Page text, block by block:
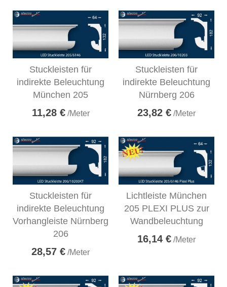
Stuckleisten für
indirekte Beleuchtung
München 205
11,28 €/Meter
Stuckleisten für
indirekte Beleuchtung
Nürnberg 206
23,82 € /Meter
Stuckleisten für
indirekte Beleuchtung
Vorhangleiste Nürnberg
206
28,57 € /Meter
Lichtleiste München
205 PLEXI PLUS zur
Wandbeleuchtung
16,14 € /Meter